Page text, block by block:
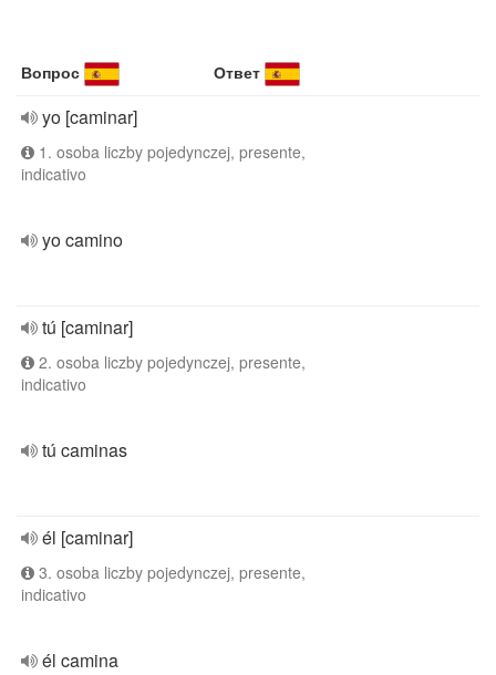
Вопрос Ответ
yo [caminar]
1. osoba liczby pojedynczej, presente,
indicativo
yo camino
tú [caminar]
2. osoba liczby pojedynczej, presente,
indicativo
tú caminas
él [caminar]
3. osoba liczby pojedynczej, presente,
indicativo
él camina